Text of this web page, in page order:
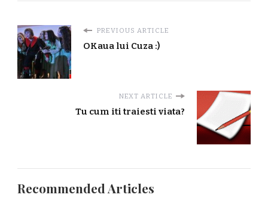
PREVIOUS ARTICLE
OKaua lui Cuza :)
NEXT ARTICLE
Tu cum iti traiesti viata?
Recommended Articles